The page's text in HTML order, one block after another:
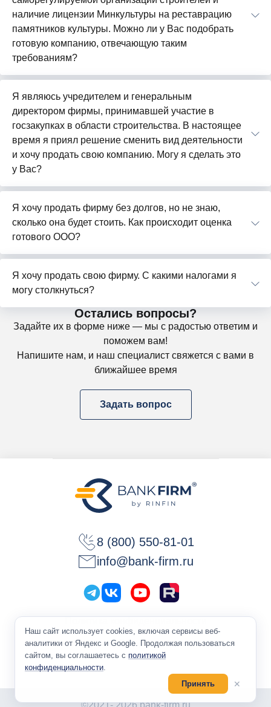
наличие лицензии Минкультуры на реставрацию
памятников культуры. Можно ли у Вас подобрать
готовую компанию, отвечающую таким
требованиям?
Я являюсь учредителем и генеральным
директором фирмы, принимавшей участие в
госзакупках в области строительства. В настоящее
время я приял решение сменить вид деятельности
и хочу продать свою компанию. Могу я сделать это
у Вас?
Я хочу продать фирму без долгов, но не знаю,
сколько она будет стоить. Как происходит оценка
готового ООО?
Я хочу продать свою фирму. С какими налогами я
могу столкнуться?
Остались вопросы?
Задайте их в форме ниже — мы с радостью ответим и
поможем вам!
Напишите нам, и наш специалист свяжется с вами в
ближайшее время
Задать вопрос
8 (800) 550-81-01
info@bank-firm.ru
Оферта
Наш сайт использует cookies, включая сервисы веб-
аналитики от Яндекс и Google. Продолжая пользоваться
сайтом, вы соглашаетесь с политикой
конфиденциальности.
Принять
✕